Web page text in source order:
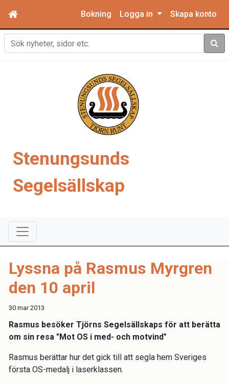
Bokning Logga in Skapa konto
Sök
Stenungsunds
Segelsällskap
Lyssna på Rasmus Myrgren
den 10 april
30 mar 2013
Rasmus besöker Tjörns Segelsällskaps för att berätta
om sin resa "Mot OS i med- och motvind"
Rasmus berättar hur det gick till att segla hem Sveriges
första OS-medalj i laserklassen.